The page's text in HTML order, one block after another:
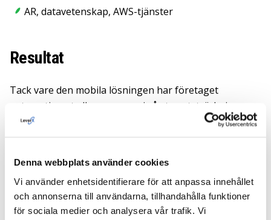
Denna webbplats använder cookies
Vi använder enhetsidentifierare för att anpassa innehållet
och annonserna till användarna, tillhandahålla funktioner
för sociala medier och analysera vår trafik. Vi
AR, datavetenskap, AWS-tjänster
Resultat
Tack vare den mobila lösningen har företaget
automatiserat alla processer i så stor utsträckning som
möjligt.
annat förenklade transaktioner, fullständig
transparens, minskad byråkrati, användarvänlighet,
tillgänglighet 24/7 och support i realtid.